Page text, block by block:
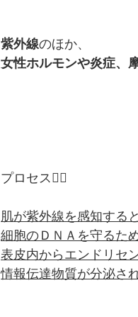
紫外線のほか、
女性ホルモンや炎症、
プロセス１⃣
肌が紫外線を感知すると
細胞のＤＮＡを守るた
表皮内からエンドリセ
情報伝達物質が分泌さ